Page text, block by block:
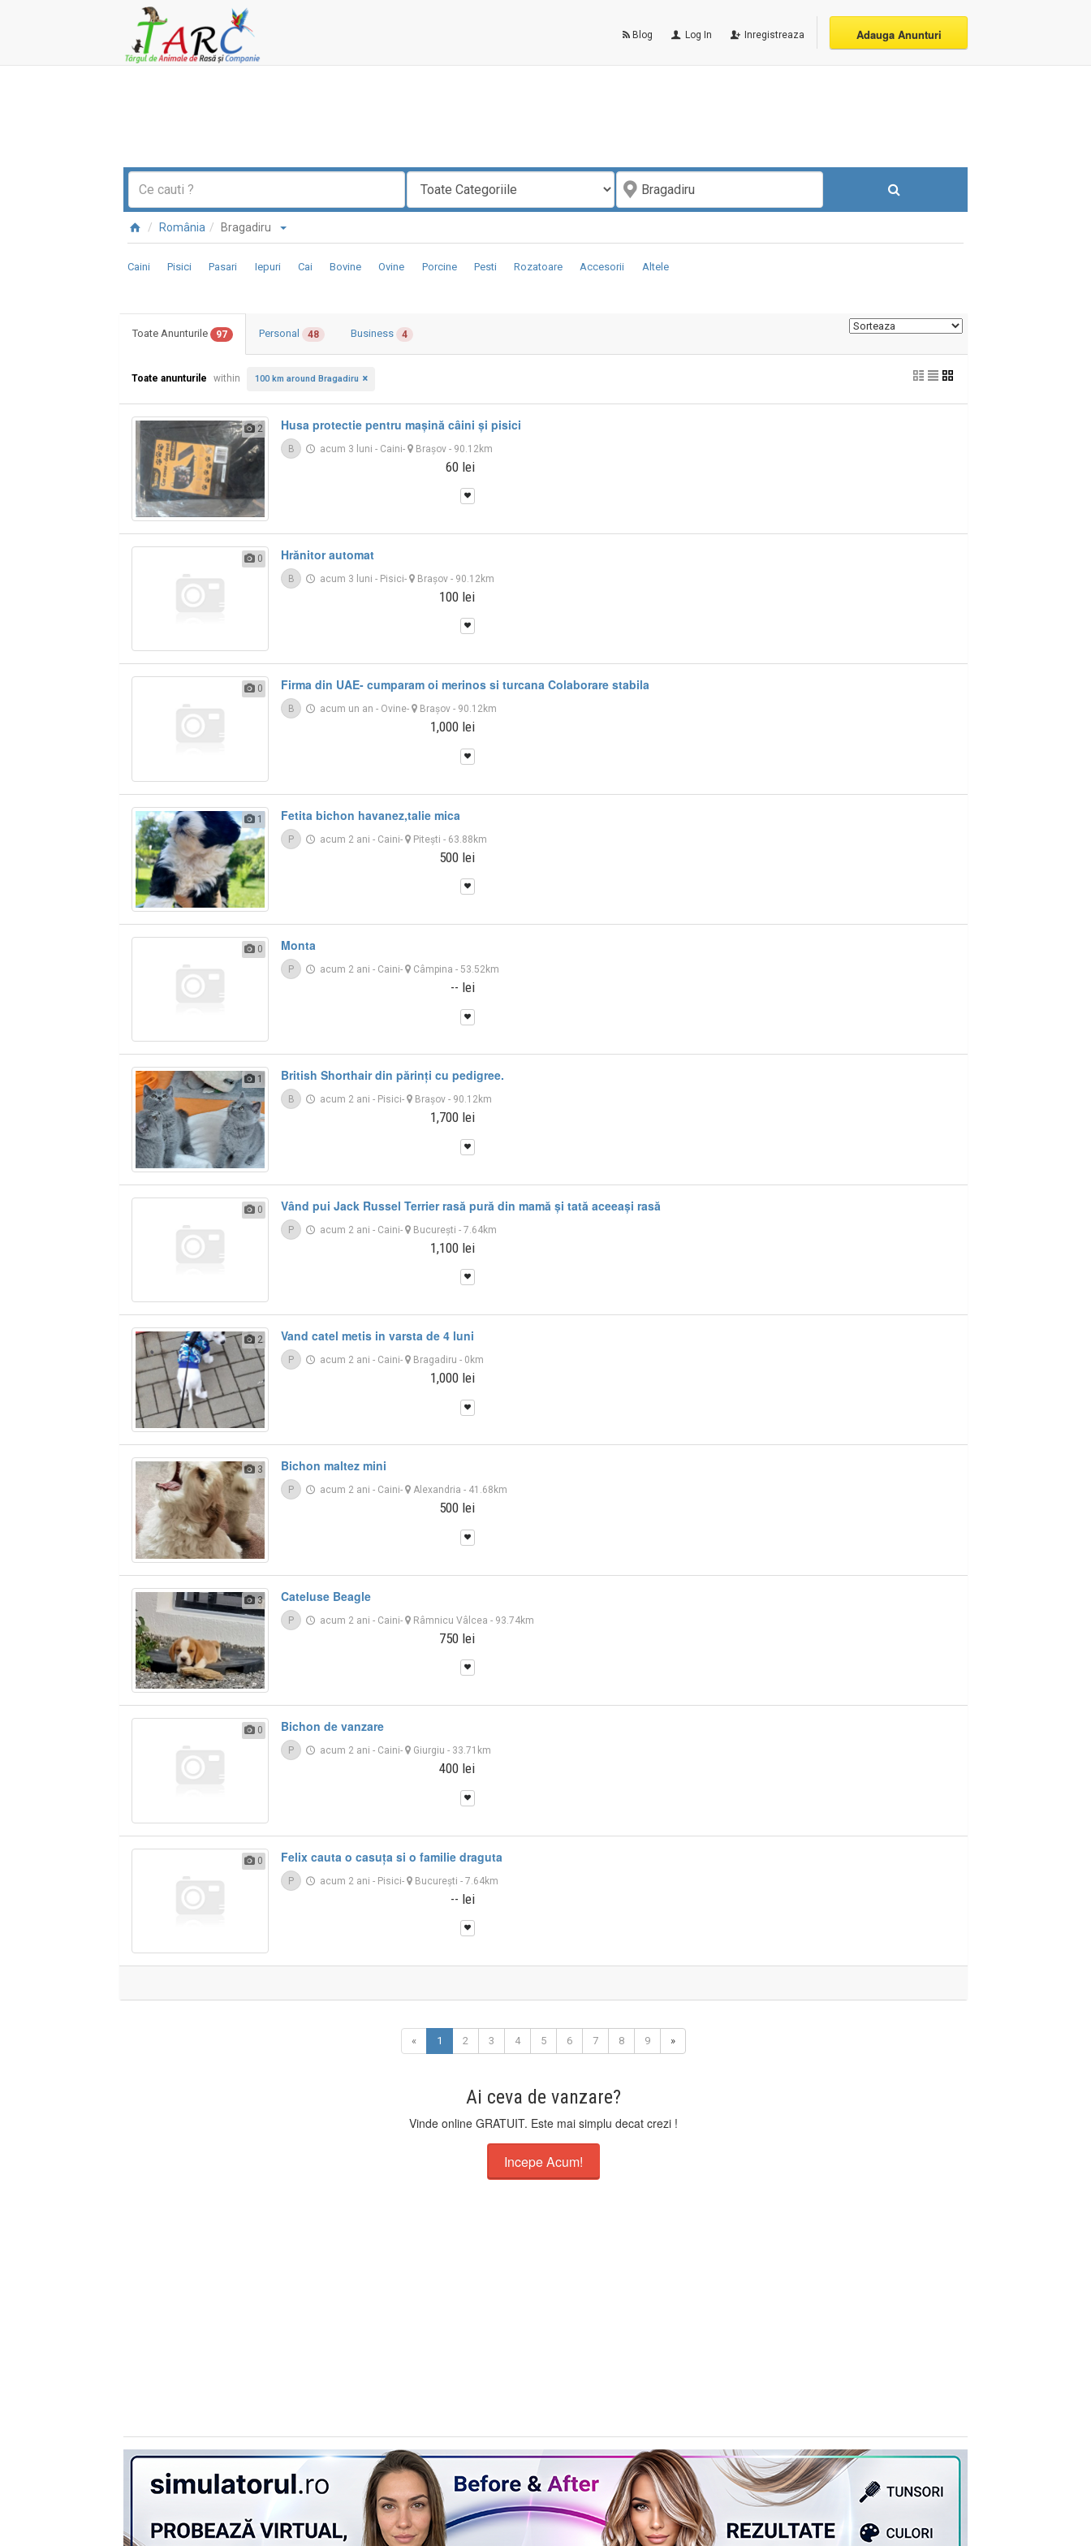
Blog Log In Inregistreaza Adauga Anunturi
România Bragadiru
Caini Pisici Pasari Iepuri Cai Bovine Ovine Porcine Pesti Rozatoare Accesorii Altele
Toate Anunturile 97 Personal 48 Business 4
Toate anunturile within 100 km around Bragadiru
2 Husa protectie pentru mașină câini și pisici
B acum 3 luni - Caini- Braşov- 90.12km
60 lei
0 Hrănitor automat
B acum 3 luni - Pisici- Braşov- 90.12km
100 lei
0 Firma din UAE- cumparam oi merinos si turcana Colaborare stabila
B acum un an - Ovine- Braşov- 90.12km
1,000 lei
1 Fetita bichon havanez,talie mica
P acum 2 ani - Caini- Piteşti - 63.88km
500 lei
0 Monta
P acum 2 ani - Caini- Câmpina - 53.52km
-- lei
1 British Shorthair din părinți cu pedigree.
B acum 2 ani - Pisici- Braşov- 90.12km
1,700 lei
0 Vând pui Jack Russel Terrier rasă pură din mamă și tată aceeași rasă
P acum 2 ani - Caini- București - 7.64km
1,100 lei
2 Vand catel metis in varsta de 4 luni
P acum 2 ani - Caini- Bragadiru - 0km
1,000 lei
3 Bichon maltez mini
P acum 2 ani - Caini- Alexandria - 41.68km
500 lei
3 Cateluse Beagle
P acum 2 ani - Caini- Râmnicu Vâlcea - 93.74km
750 lei
0 Bichon de vanzare
P acum 2 ani - Caini- Giurgiu - 33.71km
400 lei
0 Felix cauta o casuța si o familie draguta
P acum 2 ani - Pisici- București - 7.64km
-- lei
« 1 2 3 4 5 6 7 8 9 »
Ai ceva de vanzare?
Vinde online GRATUIT. Este mai simplu decat crezi !
Incepe Acum!